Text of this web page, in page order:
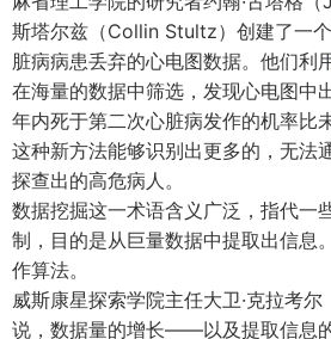
斯塔尔兹（Collin Stultz）创建了一
脏病病患丢弃的心电图数据。他们利
在海量的数据中筛选，发现心电图
年内死于第二次心脏病发作的机率比
这种新方法能够识别出更多的，无法
探查出的高危病人。
数据挖掘这一术语含义广泛，指代一
制，目的是从巨量数据中提取出信息
作算法。
威斯康星探索学院主任大卫·克拉考尔
说，数据量的增长——以及提取信息